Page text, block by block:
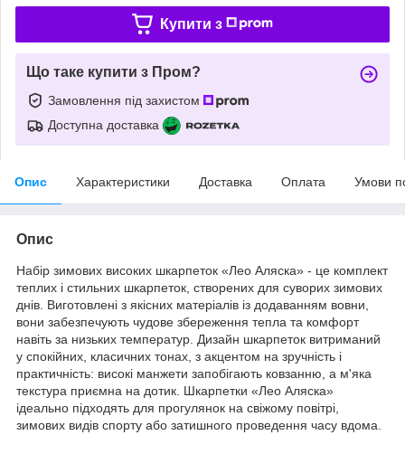
Купити з
Що таке купити з Пром?
Замовлення під захистом
Доступна доставка
Опис Характеристики Доставка Оплата Умови
Опис
Набір зимових високих шкарпеток «Лео Аляска» - це комплект
теплих і стильних шкарпеток, створених для суворих зимових
днів. Виготовлені з якісних матеріалів із додаванням вовни,
вони забезпечують чудове збереження тепла та комфорт
навіть за низьких температур. Дизайн шкарпеток витриманий
у спокійних, класичних тонах, з акцентом на зручність і
практичність: високі манжети запобігають ковзанню, а м'яка
текстура приємна на дотик. Шкарпетки «Лео Аляска»
ідеально підходять для прогулянок на свіжому повітрі,
зимових видів спорту або затишного проведення часу вдома.